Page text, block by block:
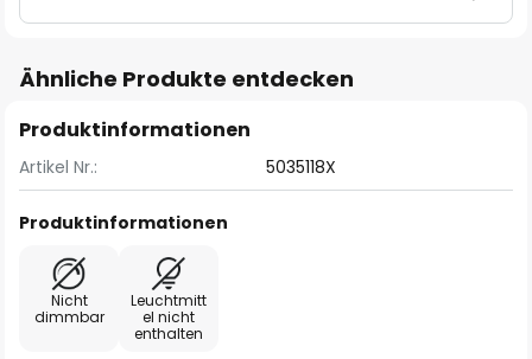
Ähnliche Produkte entdecken
Produktinformationen
Artikel Nr.: 5035118X
Produktinformationen
Nicht
dimmbar
Leuchtmitt
el nicht
enthalten